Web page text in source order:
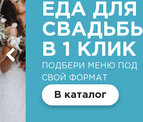
ЕДА ДЛЯ
СВАДЬБЫ
В 1 КЛИК
ПОДБЕРИ МЕНЮ ПОД
СВОЙ ФОРМАТ
В каталог